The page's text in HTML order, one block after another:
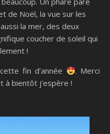
de Noël, la vue sur les
la mer, des deux
coucher de soleil qui
!
fin d’année
. Merci
à bientôt j’espère !